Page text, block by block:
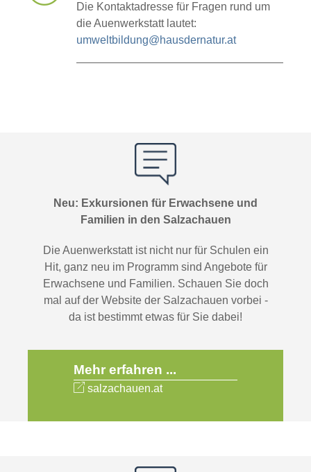
Die Kontaktadresse für Fragen rund um
die Auenwerkstatt lautet:
umweltbildung@hausdernatur.at
Neu: Exkursionen für Erwachsene und
Familien in den Salzachauen
Die Auenwerkstatt ist nicht nur für Schulen ein
Hit, ganz neu im Programm sind Angebote für
Erwachsene und Familien. Schauen Sie doch
mal auf der Website der Salzachauen vorbei -
da ist bestimmt etwas für Sie dabei!
Mehr erfahren ...
salzachauen.at